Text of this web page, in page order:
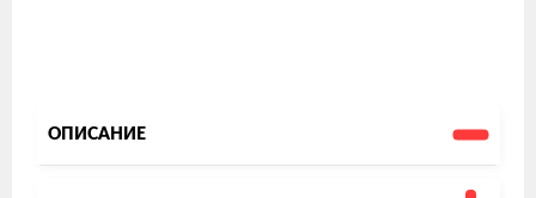
ОПИСАНИЕ